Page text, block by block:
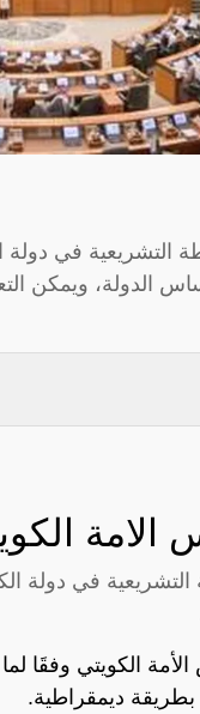
التشريعية في
أساس الدولة،
الكويتي وفقَا
ديمقراطية.